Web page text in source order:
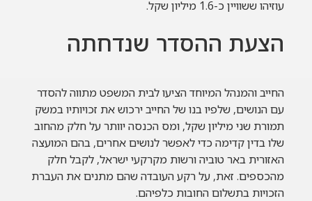
עוזיהו ששוויין כ-1.6 מיליון שקל.
הצעת ההסדר שנדחתה
החייב והמנהל המיוחד הציעו לבית המשפט מתווה להסדר
עם הנושים, שלפיו בנו של החייב ירכוש את זכויותיו במשק
תמורת שני מיליון שקל, ומס הכנסה יוותר על חלק מהחוב
שלו בדין קדימה כדי לאפשר לנושים אחרים, בהם המועצה
האזורית באר טוביה ורשות מקרקעי ישראל, לקבל חלק
מהכספים. זאת, על רקע העובדה שהם מתנים את העברת
הזכויות בתשלום החובות כלפיהם.